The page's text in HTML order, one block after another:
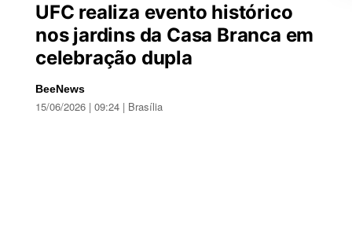
UFC realiza evento histórico
nos jardins da Casa Branca em
celebração dupla
BeeNews
15/06/2026 | 09:24 | Brasília